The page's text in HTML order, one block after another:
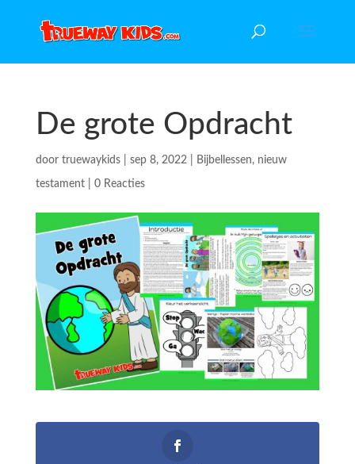
De grote Opdracht
door truewaykids| sep 8, 2022| Bijbellessen, nieuw
testament| 0 Reacties